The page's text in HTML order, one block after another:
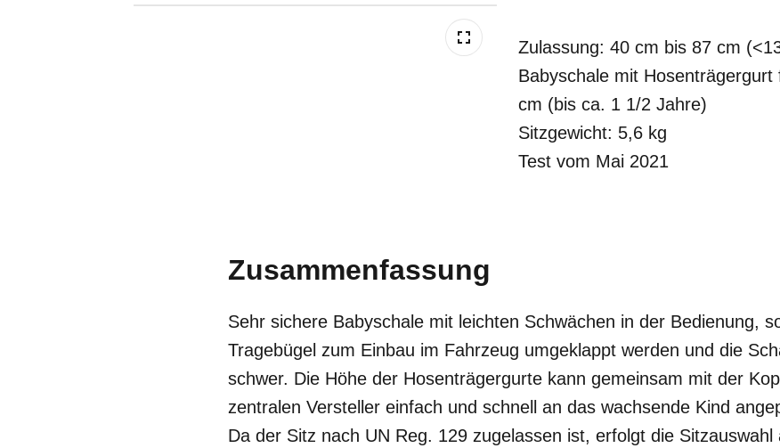
Zulassung: 40 cm bis 87 cm
Babyschale mit
cm (bis ca. 1 1/2 Jahre)
Sitzgewicht: 5,6 kg
Test vom Mai 2021
Zusammenfassung
Sehr sichere Babyschale mit leichten Schwächen in der Bedienung,
Tragebügel zum Einbau im Fahrzeug umgeklappt werden und die
schwer. Die Höhe der Hosenträgergurte kann gemeinsam mit der
zentralen Versteller einfach und schnell an das wachsende Kind
Da der Sitz nach UN Reg. 129 zugelassen ist, erfolgt die